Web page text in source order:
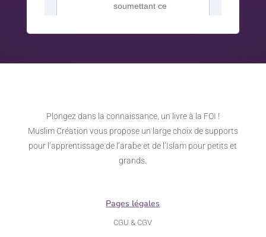
Plongez dans la connaissance, un livre à la FOI !
Muslim Création vous propose un large choix de supports
pour l’apprentissage de l’arabe et de l’Islam pour petits et
grands.
Pages légales
CGU & CGV